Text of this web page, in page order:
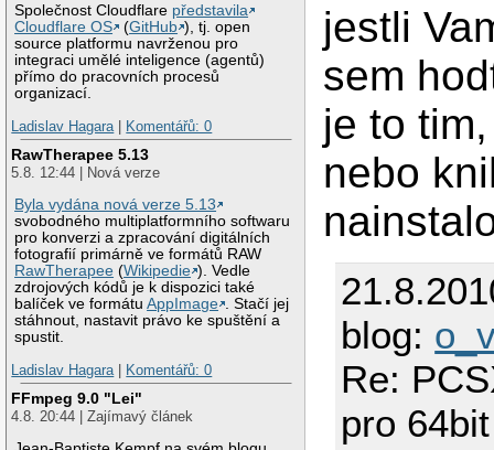
Společnost Cloudflare představila
Cloudflare OS
(GitHub ), tj. open
source platformu navrženou pro
integraci umělé inteligence (agentů)
přímo do pracovních procesů
organizací.
Ladislav Hagara | Komentářů: 0
RawTherapee 5.13
5.8. 12:44 | Nová verze
Byla vydána nová verze 5.13
svobodného multiplatformního softwaru
pro konverzi a zpracování digitálních
fotografií primárně ve formátů RAW
RawTherapee (Wikipedie ). Vedle
zdrojových kódů je k dispozici také
balíček ve formátuAppImage
. Stačí jej
stáhnout, nastavit právo ke spuštění a
spustit.
Ladislav Hagara | Komentářů: 0
FFmpeg 9.0 "Lei"
4.8. 20:44 | Zajímavý článek
jestli
sem
je to
nebo
blog:
Re:
pro 64bit